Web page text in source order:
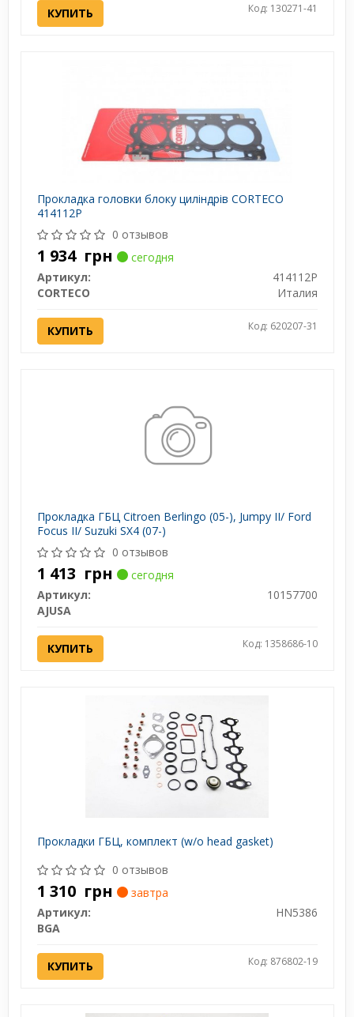
КУПИТЬ Код: 130271-41
Прокладка головки блоку циліндрів CORTECO
414112P
0 отзывов
1 934 грн
сегодня
Артикул:
414112P
CORTECO
Италия
КУПИТЬ Код: 620207-31
Прокладка ГБЦ Citroen Berlingo (05-), Jumpy II/ Ford
Focus II/ Suzuki SX4 (07-)
0 отзывов
1 413 грн
сегодня
Артикул:
10157700
AJUSA
КУПИТЬ Код: 1358686-10
Прокладки ГБЦ, комплект (w/o head gasket)
0 отзывов
1 310 грн
завтра
Артикул:
HN5386
BGA
КУПИТЬ Код: 876802-19